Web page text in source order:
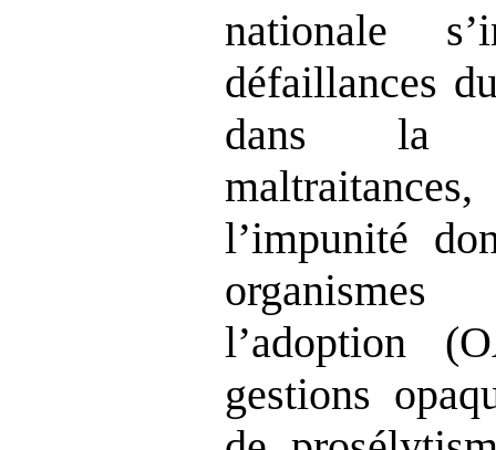
nationale
défaillances
dans la
l’impunité
l’adoption
gestions